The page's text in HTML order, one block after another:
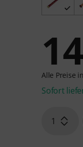
Alle Preise
Sofort
1